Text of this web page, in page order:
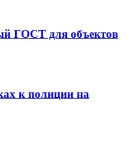
ГОСТ для объектов
к полиции на